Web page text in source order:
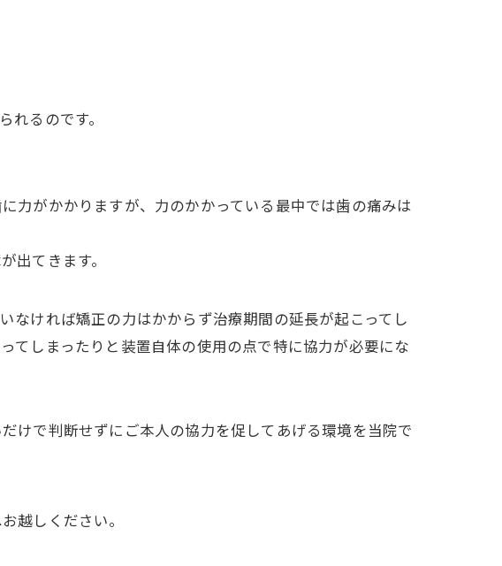
るのです。
力がかかりますが、力のかかっている最中では歯の痛みは
出てきます。
なければ矯正の力はかからず治療期間の延長が起こってし
てしまったりと装置自体の使用の点で特に協力が必要にな
けで判断せずにご本人の協力を促してあげる環境を当院で
越しください。